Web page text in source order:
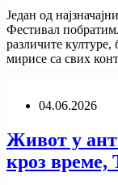
Један од
Фестивал
различите
мирисе са свих
04.06.2026
Живот у
кроз време,